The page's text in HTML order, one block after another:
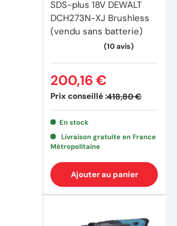
SDS-plus 18V DEWALT
DCH273N-XJ Brushless
(vendu sans batterie)
Prix conseillé :418,80 €
200,16 €
En stock
Livraison gratuite en France
Métropolitaine
Ajouter au panier